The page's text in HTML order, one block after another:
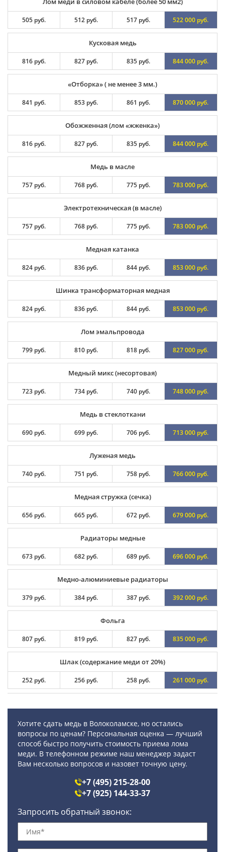
505 руб. 512 руб. 517 руб. 522 000 руб.
Кусковая медь
816 руб. 827 руб. 835 руб. 844 000 руб.
«Отборка» ( не менее 3 мм.)
841 руб. 853 руб. 861 руб. 870 000 руб.
Обожженная (лом «жженка»)
816 руб. 827 руб. 835 руб. 844 000 руб.
Медь в масле
757 руб. 768 руб. 775 руб. 783 000 руб.
Электротехническая (в масле)
757 руб. 768 руб. 775 руб. 783 000 руб.
Медная катанка
824 руб. 836 руб. 844 руб. 853 000 руб.
Шинка трансформаторная медная
824 руб. 836 руб. 844 руб. 853 000 руб.
Лом эмальпровода
799 руб. 810 руб. 818 руб. 827 000 руб.
Медный микс (несортовая)
723 руб. 734 руб. 740 руб. 748 000 руб.
Медь в стеклоткани
690 руб. 699 руб. 706 руб. 713 000 руб.
Луженая медь
740 руб. 751 руб. 758 руб. 766 000 руб.
Медная стружка (сечка)
656 руб. 665 руб. 672 руб. 679 000 руб.
Радиаторы медные
673 руб. 682 руб. 689 руб. 696 000 руб.
Медно-алюминиевые радиаторы
379 руб. 384 руб. 387 руб. 392 000 руб.
Фольга
807 руб. 819 руб. 827 руб. 835 000 руб.
Шлак (содержание меди от 20%)
252 руб. 256 руб. 258 руб. 261 000 руб.
Хотите сдать медь в Волоколамске, но остались
вопросы по ценам? Персональная оценка — лучший
способ быстро получить стоимость приема лома
меди. В телефонном режиме наш менеджер задаст
Вам несколько вопросов и назовет точную цену.
+7 (495) 215-28-00
+7 (925) 144-33-37
Запросить обратный звонок: